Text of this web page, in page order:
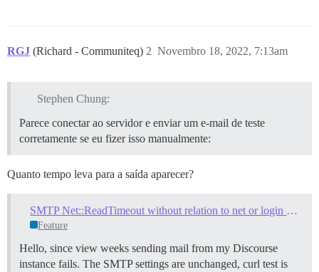
RGJ (Richard - Communiteq) Novembro 18, 2022, 7:13am
2
Stephen Chung:
Parece conectar ao servidor e enviar um e-mail de teste
corretamente se eu fizer isso manualmente:
Quanto tempo leva para a saída aparecer?
SMTP Net::ReadTimeout without relation to net or login problems - SMTP host is just slow
Feature
Hello, since view weeks sending mail from my Discourse
instance fails. The SMTP settings are unchanged, curl test is